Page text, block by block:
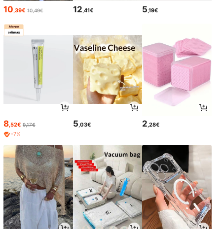
10 ,39€ 10,49€ 12 ,41€ 5 ,19€
8 ,52€ 9,17€
-7%
5 ,03€ 2 ,28€